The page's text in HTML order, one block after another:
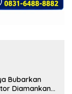
Bubarkan
Diamankan